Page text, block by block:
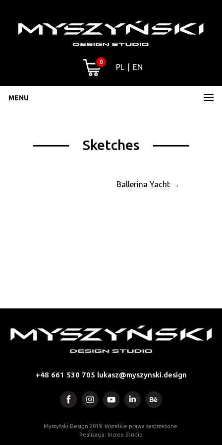
0
PL EN
MENU
Sketches
Ballerina Yacht →
+48 661 530 705 lukasz@myszynski.design
Myszyński Design 2019. Wszelkie prawa zastrzeżone.
Realizacja: Increo Studio